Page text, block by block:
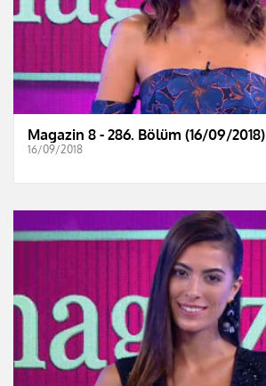
Magazin 8 - 286. Bölüm (16/09/2018)
16/09/2018